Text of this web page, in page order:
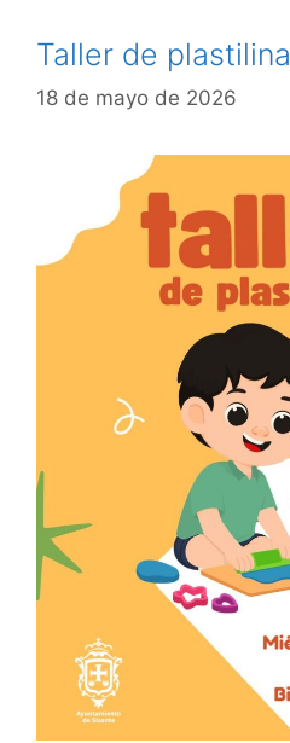
Taller de plastilina
18 de mayo de 2026